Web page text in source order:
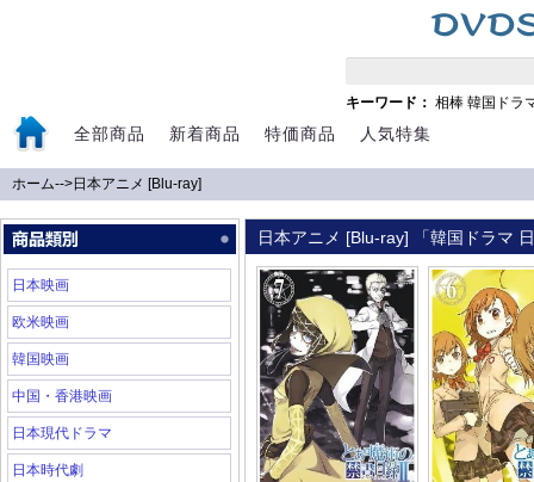
キーワード： 相棒 韓国ドラ
全部商品 新着商品 特価商品 人気特集
ホーム-->日本アニメ [Blu-ray]
日本映画
欧米映画
韓国映画
中国・香港映画
日本現代ドラマ
日本時代劇
日本アニメ [Blu-ray] 「韓国ドラマ